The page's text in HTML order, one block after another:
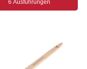
6 Ausführungen